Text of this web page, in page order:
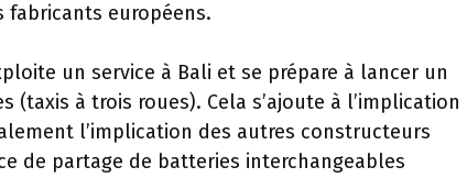
fabricants européens.
un service à Bali et se prépare à lancer un
à trois roues). Cela s’ajoute à l’implication
l’implication des autres constructeurs
de partage de batteries interchangeables